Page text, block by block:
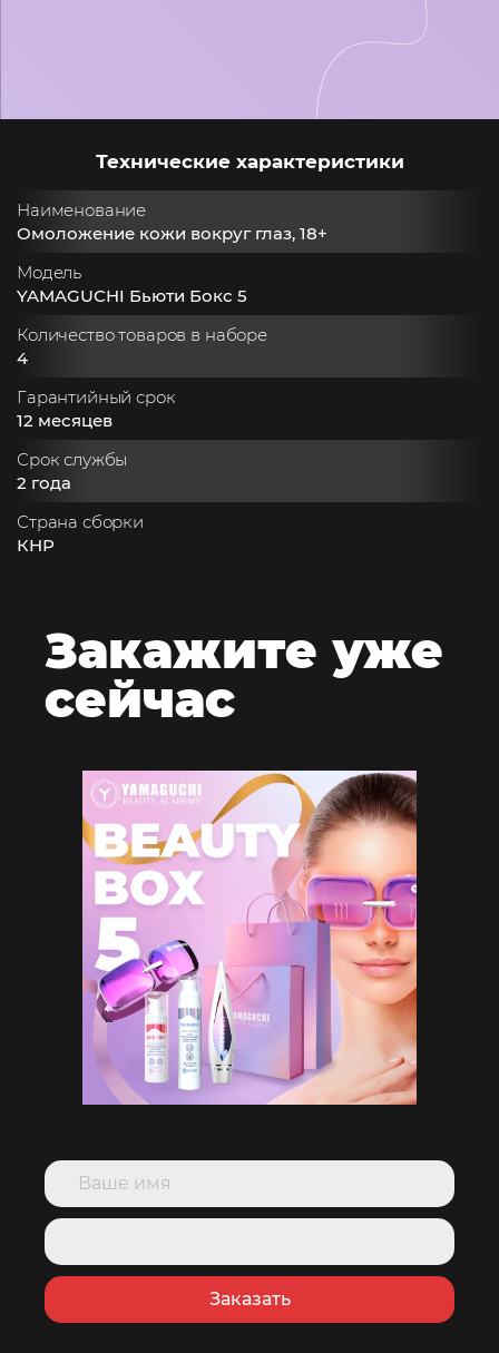
Технические характеристики
Наименование
Омоложение кожи вокруг глаз, 18+
Модель
YAMAGUCHI Бьюти Бокс 5
Количество товаров в наборе
4
Гарантийный срок
12 месяцев
Срок службы
2 года
Страна сборки
КНР
Закажите уже
сейчас
Заказать